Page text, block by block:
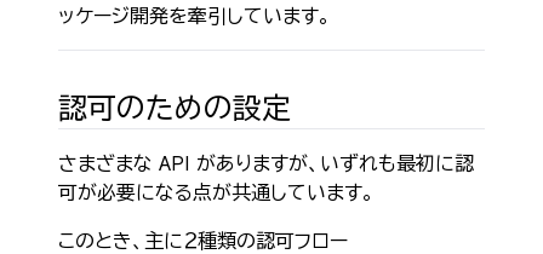
ッケージ開発を牽引しています。
認可のための設定
さまざまな API がありますが、いずれも最初に認
可が必要になる点が共通しています。
このとき、主に２種類の認可フロー